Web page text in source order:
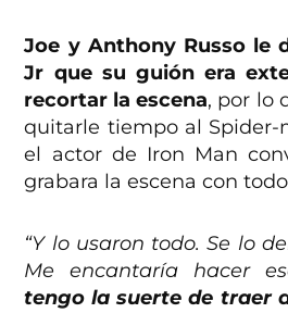
Joe y Anthony Russo le
Jr que su guión era
recortar la escena, por lo
quitarle tiempo al Spider-
el actor de Iron Man
grabara la escena con
“Y lo usaron todo. Se lo
Me encantaría hacer
tengo la suerte de traer